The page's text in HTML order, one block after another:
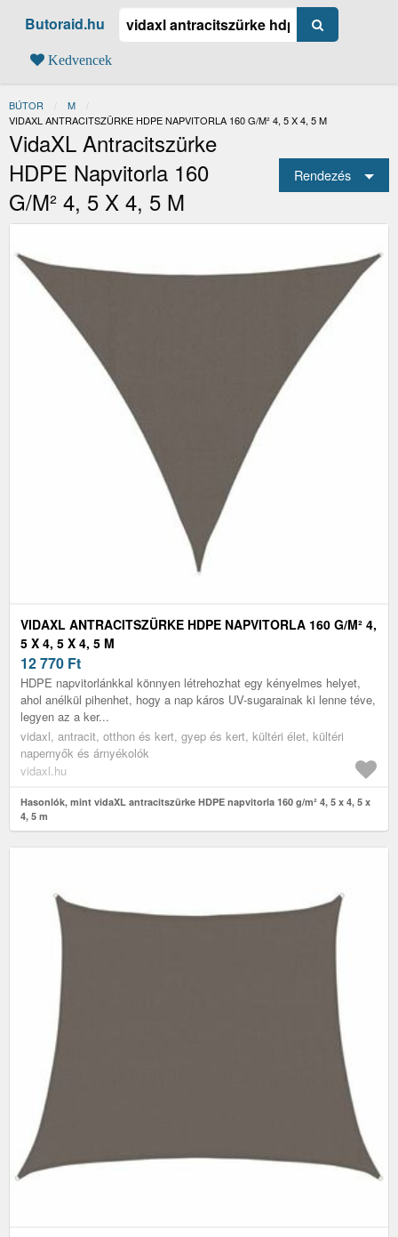
Butoraid.hu
Kedvencek
BÚTOR
M
JELENLEGI:
VIDAXL ANTRACITSZÜRKE HDPE NAPVITORLA 160 G/M² 4, 5 X 4, 5 M
VidaXL Antracitszürke
HDPE Napvitorla 160
G/m² 4, 5 X 4, 5 M
Rendezés
VIDAXL ANTRACITSZÜRKE HDPE NAPVITORLA 160 G/M² 4,
5 X 4, 5 X 4, 5 M
12 770 Ft
HDPE napvitorlánkkal könnyen létrehozhat egy kényelmes helyet,
ahol anélkül pihenhet, hogy a nap káros UV-sugarainak ki lenne téve,
legyen az a ker...
vidaxl, antracit, otthon és kert, gyep és kert, kültéri élet, kültéri
napernyők és árnyékolók
vidaxl.hu
Hasonlók, mint vidaXL antracitszürke HDPE napvitorla 160 g/m² 4, 5 x 4, 5 x
4, 5 m